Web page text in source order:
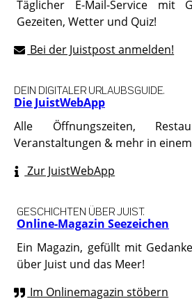
Täglicher E-Mail-Service mit
Gezeiten, Wetter und Quiz!
Bei der Juistpost anmelden!
Die JuistWebApp
DEIN DIGITALER URLAUBSGUIDE.
Alle Öffnungszeiten,
Veranstaltungen & mehr in
Zur JuistWebApp
Online-Magazin Seezeichen
GESCHICHTEN ÜBER JUIST.
Ein Magazin, gefüllt mit
über Juist und das Meer!
Im Onlinemagazin stöbern